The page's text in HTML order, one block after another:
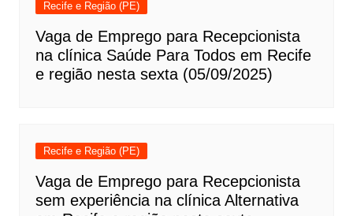
Recife e Região (PE)
Vaga de Emprego para Recepcionista
na clínica Saúde Para Todos em Recife
e região nesta sexta (05/09/2025)
Recife e Região (PE)
Vaga de Emprego para Recepcionista
sem experiência na clínica Alternativa